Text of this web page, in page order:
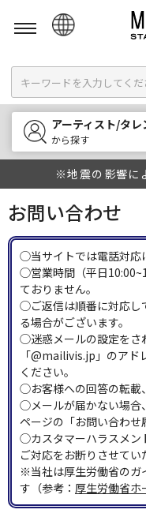
English
한국어
中文
アーティスト/タレ
から探す
※地震の影響に
お問い合わせ
◯当サイトでは電話対応
◯営業時間（平日
ておりません。
◯ご返信は順番に対応し
る場合がございます。
◯迷惑メールの設定をさ
「@mailivis.jp」のアド
ください。
◯お客様への回答の転載
◯メールが届かない場合
ページの「お問い合わせ
◯カスタマーハラスメン
ご対応をお断りさせてい
※当社は厚生労働省のガ
す（参考： 厚生労働省ホ